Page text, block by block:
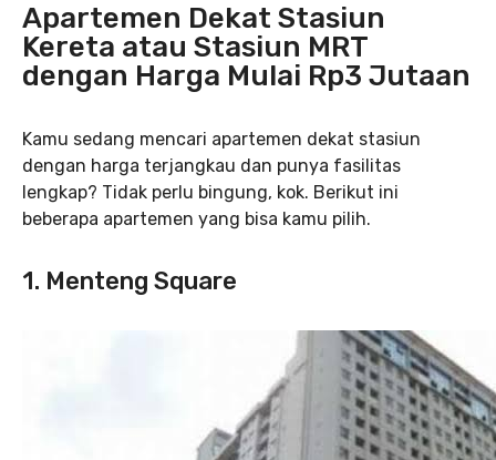
Apartemen Dekat Stasiun
Kereta atau Stasiun MRT
dengan Harga Mulai Rp3 Jutaan
Kamu sedang mencari apartemen dekat stasiun
dengan harga terjangkau dan punya fasilitas
lengkap? Tidak perlu bingung, kok. Berikut ini
beberapa apartemen yang bisa kamu pilih.
1. Menteng Square